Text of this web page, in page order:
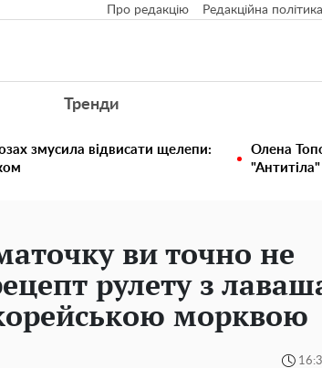
Про редакцію Редакційна політика
Тренди
змусила відвисати щелепи:
Олена
ви точно не
рулету з
морквою